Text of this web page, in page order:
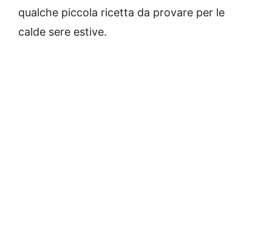
qualche piccola ricetta da provare per le
calde sere estive.